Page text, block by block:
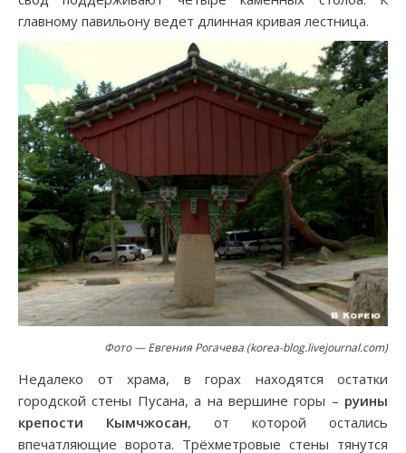
главному павильону ведет длинная кривая лестница.
Фото — Евгения Рогачева (korea-blog.livejournal.com)
Недалеко от храма, в горах находятся остатки
городской стены Пусана, а на вершине горы – руины
крепости Кымчжосан, от которой остались
впечатляющие ворота. Трёхметровые стены тянутся